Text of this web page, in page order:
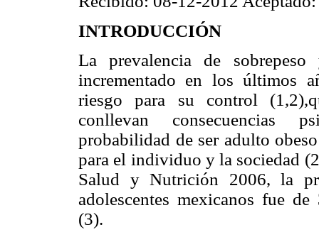
INTRODUCCIÓN
La prevalencia de
incrementado en los últimos
riesgo para su control
conllevan consecuencias
probabilidad de ser adulto
para el individuo y la sociedad
Salud y Nutrición 2006, la
adolescentes mexicanos fue
(3).